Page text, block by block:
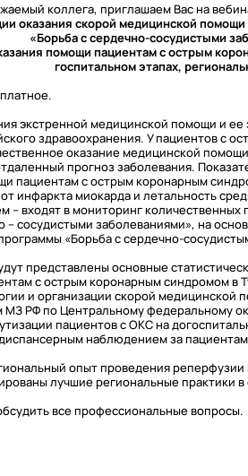
коллега, приглашаем Вас на
оказания скорой медицинской
«Борьба с сердечно-сосудистыми
помощи пациентам с острым
госпитальном этапах,
экстренной медицинской помощи и
здравоохранения. У пациентов с
оказание медицинской
прогноз заболевания.
пациентам с острым коронарным
инфаркта миокарда и летальность
входят в мониторинг количественных
– сосудистыми заболеваниями», на
«Борьба с сердечно-
представлены основные
с острым коронарным синдромом в
и организации скорой
МЗ РФ по Центральному федеральному
пациентов с ОКС на
наблюдением за
опыт проведения реперфузии
лучшие региональные практики
все профессиональные вопросы.